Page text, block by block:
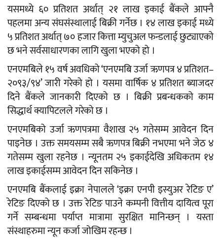
यसमध्ये ६० प्रतिशत अर्थात् २१ लाख इकाई बैंकले आफ्नै
पहलमा अन्य संघसंस्थालाई बिक्री गर्नेछ । १४ लाख इकाई मध्ये
५ प्रतिशत अर्थात् ७० हजार कित्ता म्युचुअल फन्डलाई छुट्याएको
छ भने सर्वसाधारणका लागि खुला भएको हो ।
एनएमबिले १५ वर्ष अवधिको ‘एनएमबि उर्जा ऋणपत्र ४ प्रतिशत–
२०९३/९४’ जारी गरेको हो । यसमा वार्षिक ४ प्रतिशत ब्याजदर
दिने बैंकले जानकारी दिएको छ । बिक्री प्रबन्धकको काम
सिद्धार्थ क्यापिटलले गरेको छ ।
एनएमबिको उर्जा ऋणपत्रमा वैशाख २५ गतेसम्म आवेदन दिन
पाइनेछ । उक्त समयसम्म सबै ऋणपत्र बिक्री नभएमा भने जेठ ४
गतेसम्म खुला रहनेछ । न्यूनतम २५ इकाईदेखि अधिकतम १४
लाख इकाईसम्म आवेदन दिन सकिनेछ ।
एनएमबि बैंकलाई इक्रा नेपालले ‘इक्रा एनपी इस्युअर रेटिङ ए’
रेटिङ दिएको छ । उक्त रेटिङ पाउने कम्पनी वित्तीय दायित्व पूरा
गर्ने सम्बन्धमा पर्याप्त मात्रामा सुरक्षित मानिन्छन् । यस्ता
संस्थाहरुमा न्यून कर्जा जोखिम रहन्छ ।